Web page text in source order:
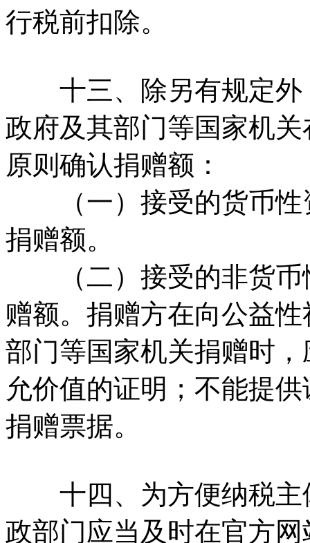
行税前扣除。
十三、除另有规定外
政府及其部门等国家机
原则确认捐赠额：
（一）接受的货币性
捐赠额。
（二）接受的非货币
赠额。捐赠方在向公益
部门等国家机关捐赠时
允价值的证明；不能提
捐赠票据。
十四、为方便纳税主
政部门应当及时在官方